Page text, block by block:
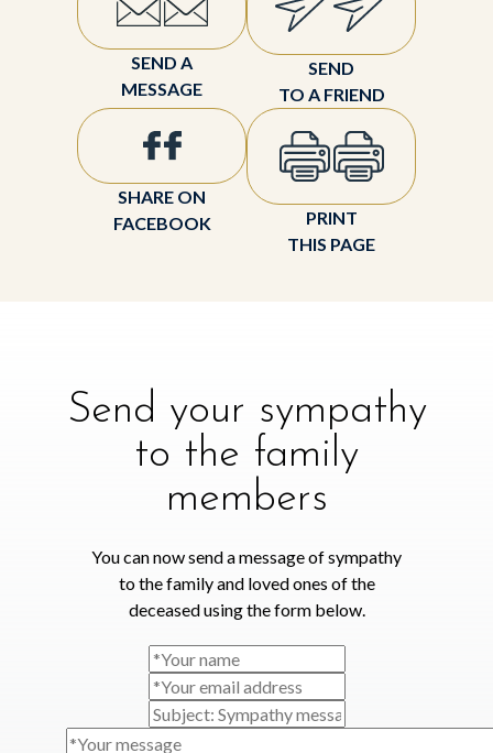
SEND A
MESSAGE
SEND
TO A FRIEND
SHARE ON
FACEBOOK
PRINT
THIS PAGE
Send your sympathy
to the family
members
You can now send a message of sympathy
to the family and loved ones of the
deceased using the form below.